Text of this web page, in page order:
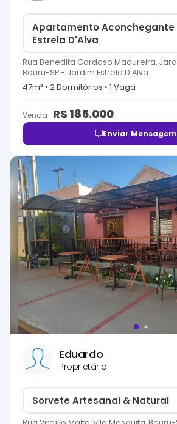
Apartamento Aconchegante
Estrela D'Alva
Rua Benedita Cardoso Madureira,
Bauru-SP- Jardim Estrela D'Alva
47m² • 2Dormitórios • 1 Vaga
Venda R$ 185.000
Enviar Mensagem
Eduardo
Proprietário
Sorvete Artesanal & Natural